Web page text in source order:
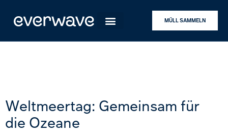
MÜLL SAMMELN
Weltmeertag: Gemeinsam für
die Ozeane